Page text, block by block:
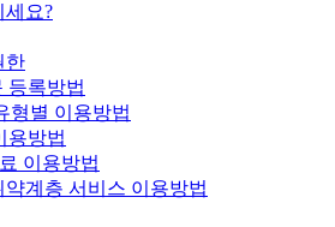
세요?
한
등록방법
형별 이용방법
용방법
이용방법
약계층 서비스 이용방법